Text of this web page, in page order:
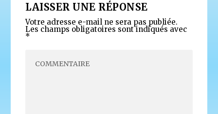
LAISSER UNE RÉPONSE
Votre adresse e-mail ne sera pas publiée.
Les champs obligatoires sont indiqués avec
*